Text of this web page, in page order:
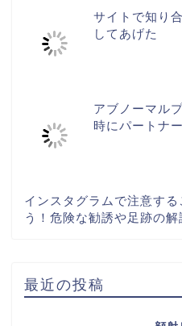
サイトで知り
してあげた
アブノーマル
時にパートナ
インスタグラムで注意す
う！危険な勧誘や足跡の解
最近の投稿